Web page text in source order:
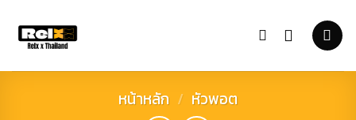
หน้าหลัก / หัวพอต